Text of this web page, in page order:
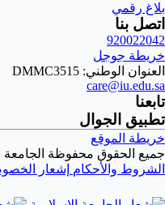
بلاغ رقمي
اتصل بنا
920022042
خريطة جوجل
العنوان الوطني: DMMC3515
care@iu.edu.sa
تابعنا
تطبيق الجوال
خريطة الموقع
جميع الحقوق محفوظة الجامعة
الشروط والأحكام إشعار